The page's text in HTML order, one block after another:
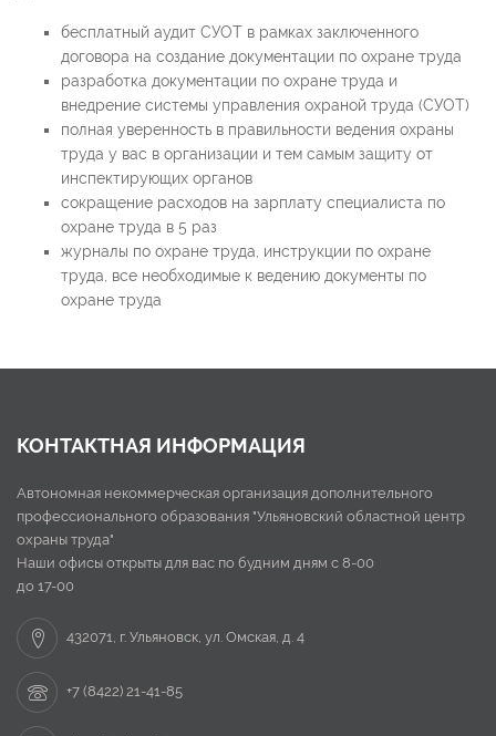
бесплатный аудит СУОТ в рамках заключенного
договора на создание документации по охране труда
разработка документации по охране труда и
внедрение системы управления охраной труда (СУОТ)
полная уверенность в правильности ведения охраны
труда у вас в организации и тем самым защиту от
инспектирующих органов
сокращение расходов на зарплату специалиста по
охране труда в 5 раз
журналы по охране труда, инструкции по охране
труда, все необходимые к ведению документы по
охране труда
КОНТАКТНАЯ ИНФОРМАЦИЯ
Автономная некоммерческая организация дополнительного
профессионального образования "Ульяновский областной центр
охраны труда"
Наши офисы открыты для вас по будним дням с 8-00
до 17-00
432071, г. Ульяновск, ул. Омская, д. 4
+7 (8422) 21-41-85